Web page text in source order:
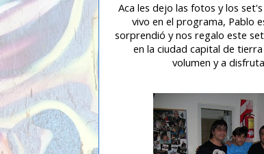
Aca les dejo las fotos y los
vivo en el programa, Pablo
sorprendió y nos regalo este
en la ciudad capital de
volumen y a